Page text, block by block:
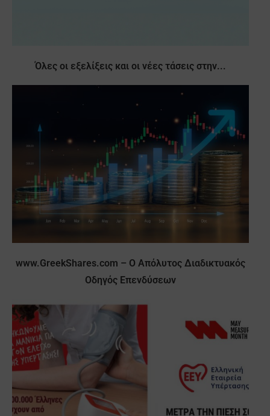
Όλες οι εξελίξεις και οι νέες τάσεις στην...
www.GreekShares.com – O Απόλυτος Διαδικτυακός
Οδηγός Επενδύσεων